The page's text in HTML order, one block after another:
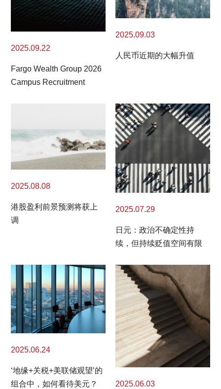
2025.09.22
Fargo Wealth Group 2026
Campus Recruitment
2025.09.03
人民币近期的大幅升值
2025.08.08
港股盈利前景预测将获上
调
2025.07.29
日元：政治不确定性持
续，但持续贬值空间有限
2025.06.24
‘地缘+关税+美联储观望’的
组合中，如何看待美元？
2025.06.03